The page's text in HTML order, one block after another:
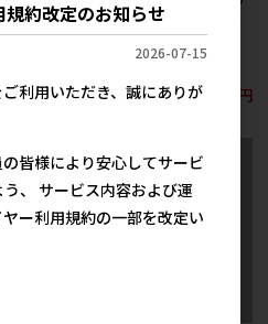
キン 1.13kg
代 6,400円
フリー チキン 100g ※
金額にご注意下さい
参考上代
600円
約改定のお知らせ
2026-07-15
利用いただき、誠にありが
皆様により安心してサービ
、 サービス内容および運
ー利用規約の一部を改定い